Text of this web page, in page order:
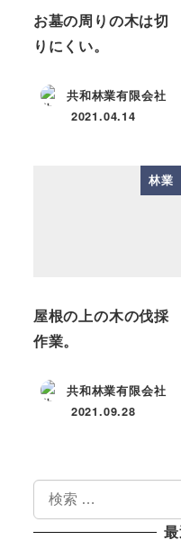
お墓の周りの木は切
りにくい。
共和林業有限会社
投稿日
2021.04.14
林業
屋根の上の木の伐採
作業。
共和林業有限会社
投稿日
2021.09.28
索